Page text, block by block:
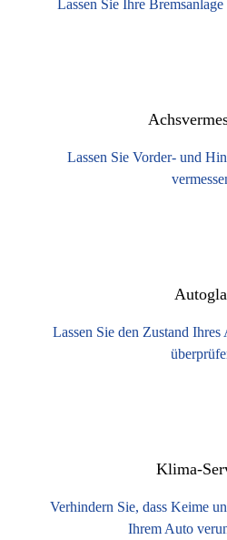
Lassen Sie Ihre
Lassen Sie Vorder- und
Lassen Sie den Zustand Ihres
Klima-
Verhindern Sie, dass Keime
Ihrem Auto